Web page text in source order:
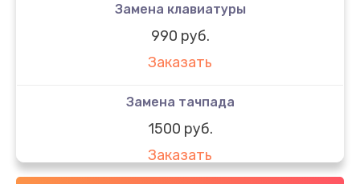
Замена клавиатуры
990 руб.
Заказать
Замена тачпада
1500 руб.
Заказать